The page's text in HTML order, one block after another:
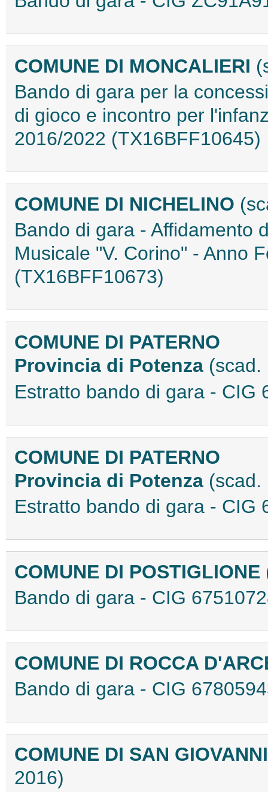
COMUNE DI MONCALIERI
Bando di gara per la
di gioco e incontro per
2016/2022 (TX16BFF10645)
COMUNE DI NICHELINO
Bando di gara - Affidamento
Musicale "V. Corino" - Anno
(TX16BFF10673)
COMUNE DI PATERNO
Provincia di Potenza (scad.
Estratto bando di gara - CIG
COMUNE DI PATERNO
Provincia di Potenza (scad.
Estratto bando di gara - CIG
COMUNE DI POSTIGLIONE
Bando di gara - CIG
COMUNE DI ROCCA
Bando di gara - CIG
COMUNE DI SAN
2016)